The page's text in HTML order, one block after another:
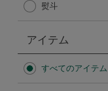
保冷バッグ
無重力シリーズ
熨斗
アイテム
すべてのアイテム